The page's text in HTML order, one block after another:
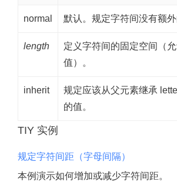
normal 默认。规定字符间没有额外
length
定义字符间的固定空间（
值）。
inherit
规定应该从父元素继承
的值。
TIY 实例
规定字符间距（字母间隔）
本例演示如何增加或减少字符间距。